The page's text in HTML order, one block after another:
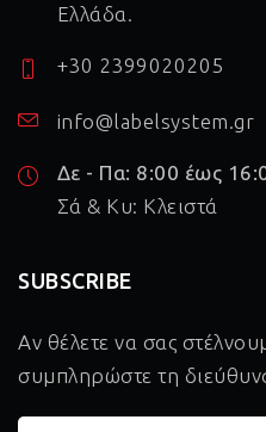
Ελλάδα.
+30 2399020205
info@labelsystem.gr
Δε - Πα: 8:00 έως
Σά & Κυ: Κλειστά
SUBSCRIBE
Αν θέλετε να σας
συμπληρώστε τη